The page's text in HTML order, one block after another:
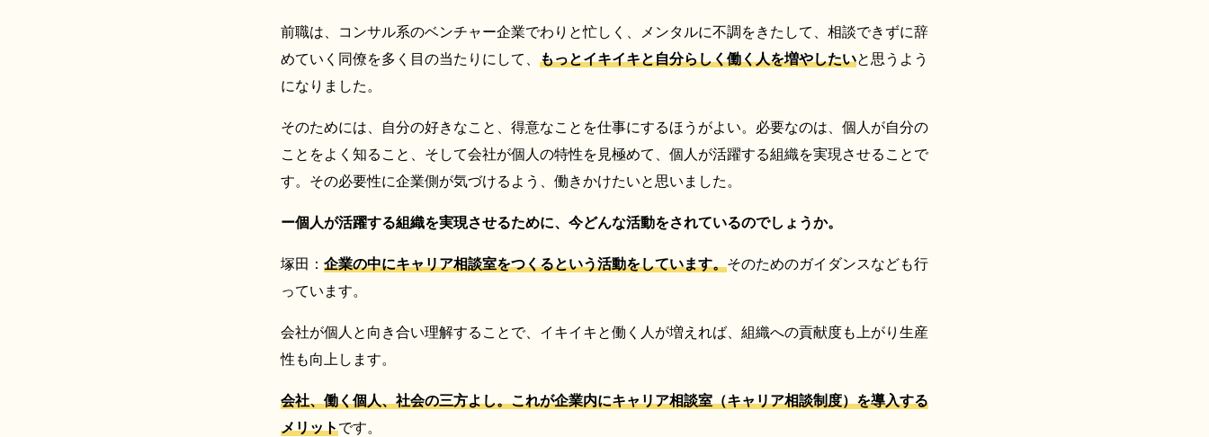
前職は、コンサル系のベンチャー企業でわりと忙しく、メンタルに不調をきたして、相談できずに辞
めていく同僚を多く目の当たりにして、 もっとイキイキと自分らしく働く人を増やしたいと思うよう
になりました。
そのためには、自分の好きなこと、得意なことを仕事にするほうがよい。必要なのは、個人が自分の
ことをよく知ること、そして会社が個人の特性を見極めて、個人が活躍する組織を実現させることで
す。その必要性に企業側が気づけるよう、働きかけたいと思いました。
ー個人が活躍する組織を実現させるために、今どんな活動をされているのでしょうか。
塚田： 企業の中にキャリア相談室をつくるという活動をしています。そのためのガイダンスなども行
っています。
会社が個人と向き合い理解することで、イキイキと働く人が増えれば、組織への貢献度も上がり生産
性も向上します。
会社、働く個人、社会の三方よし。これが企業内にキャリア相談室（キャリア相談制度）を導入する
メリットです。